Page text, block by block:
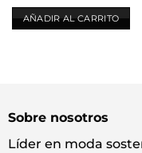
AÑADIR AL CARRITO
Sobre nosotros
Líder en moda